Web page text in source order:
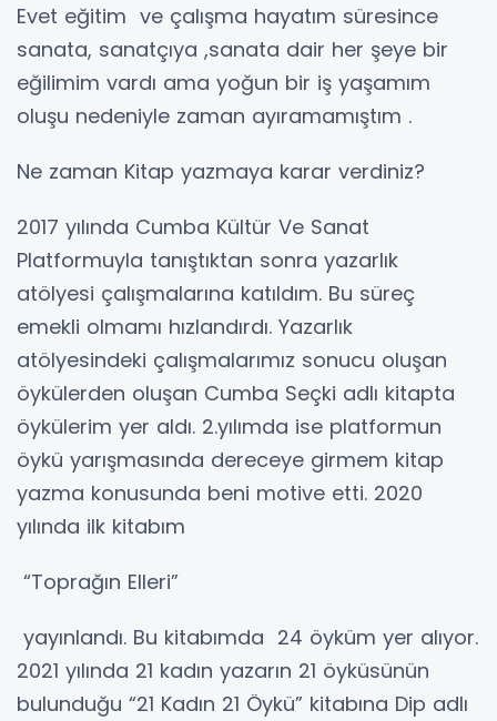
Evet eğitim ve çalışma hayatım süresince
sanata, sanatçıya ,sanata dair her şeye bir
eğilimim vardı ama yoğun bir iş yaşamım
oluşu nedeniyle zaman ayıramamıştım .
Ne zaman Kitap yazmaya karar verdiniz?
2017 yılında Cumba Kültür Ve Sanat
Platformuyla tanıştıktan sonra yazarlık
atölyesi çalışmalarına katıldım. Bu süreç
emekli olmamı hızlandırdı. Yazarlık
atölyesindeki çalışmalarımız sonucu oluşan
öykülerden oluşan Cumba Seçki adlı kitapta
öykülerim yer aldı. 2.yılımda ise platformun
öykü yarışmasında dereceye girmem kitap
yazma konusunda beni motive etti. 2020
yılında ilk kitabım
“Toprağın Elleri”
yayınlandı. Bu kitabımda 24 öyküm yer alıyor.
2021 yılında 21 kadın yazarın 21 öyküsünün
bulunduğu “21 Kadın 21 Öykü” kitabına Dip adlı